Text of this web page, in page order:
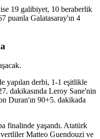
19 galibiyet, 10 beraberlik
puanla Galatasaray'ın 4
yapılan derbi, 1-1 eşitlikle
dakikasında Leroy Sane'nin
Duran'ın 90+5. dakikada
finalinde yaşandı. Atatürk
Matteo Guendouzi ve